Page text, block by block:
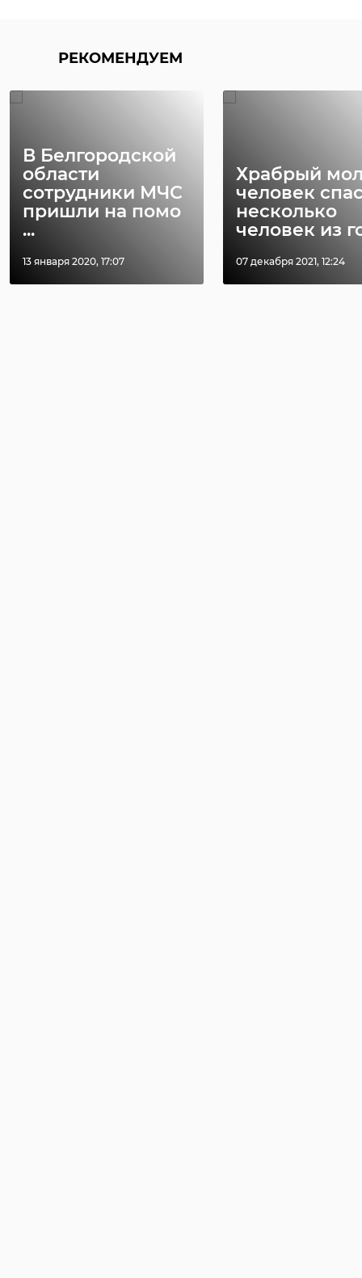
РЕКОМЕНДУЕМ
В Белгородской
области
сотрудники МЧС
пришли на помо
...
13 января 2020, 17:07
Храбрый
человек
несколько
человек из
07 декабря 2021, 12:24